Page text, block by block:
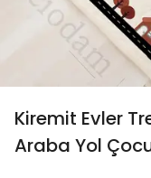
Kiremit Evler
Araba Yol